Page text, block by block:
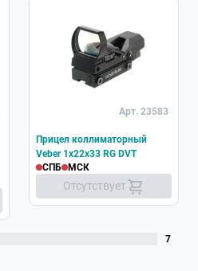
Арт. 23583
Прицел коллиматорный
Veber 1x22x33 RG DVT
СПБ
МСК
Отсутствует
7